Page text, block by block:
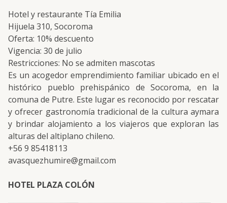
Hotel y restaurante Tía Emilia
Hijuela 310, Socoroma
Oferta: 10% descuento
Vigencia: 30 de julio
Restricciones: No se admiten mascotas
Es un acogedor emprendimiento familiar ubicado en el
histórico pueblo prehispánico de Socoroma, en la
comuna de Putre. Este lugar es reconocido por rescatar
y ofrecer gastronomía tradicional de la cultura aymara
y brindar alojamiento a los viajeros que exploran las
alturas del altiplano chileno.
+56 9 85418113
avasquezhumire@gmail.com
HOTEL PLAZA COLÓN